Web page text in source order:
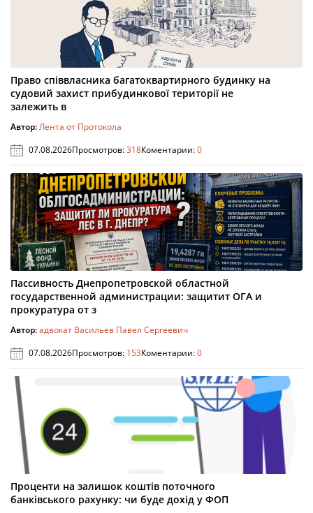
Право співвласника багатоквартирного будинку на
судовий захист прибудинкової території не
залежить в
Автор:Лента от Протокола
07.08.2026Просмотров:318Коментарии:0
Пассивность Днепропетровской областной
государственной администрации: защитит ОГА и
прокуратура от з
Автор:адвокат Васильев Павел Сергеевич
07.08.2026Просмотров: 153Коментарии:0
Проценти на залишок коштів поточного
банківського рахунку: чи буде дохід у ФОП